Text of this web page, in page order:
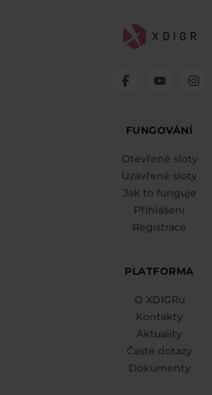
FUNGOVÁNÍ
Otevřené sloty
Uzavřené sloty
Jak to funguje
Přihlášení
Registrace
PLATFORMA
O XDIGRu
Kontakty
Aktuality
Časté dotazy
Dokumenty